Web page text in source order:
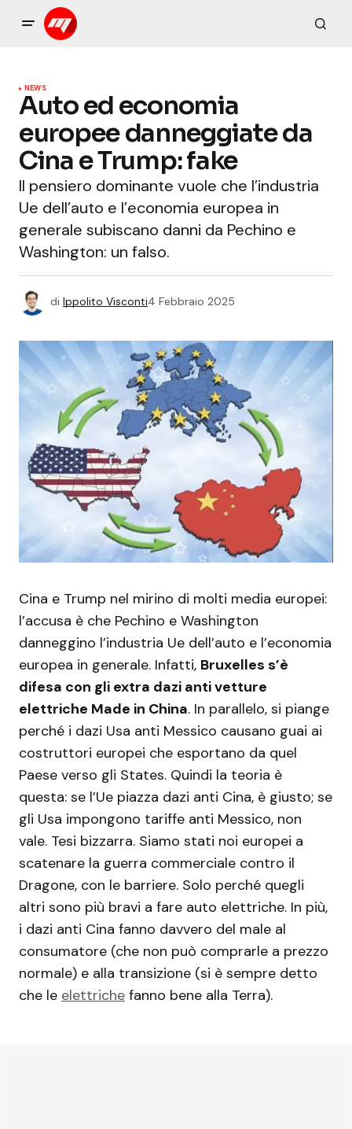
NEWS
Auto ed economia
europee danneggiate da
Cina e Trump: fake
Il pensiero dominante vuole che l’industria
Ue dell’auto e l’economia europea in
generale subiscano danni da Pechino e
Washington: un falso.
di Ippolito Visconti4 Febbraio 2025
Cina e Trump nel mirino di molti media europei:
l’accusa è che Pechino e Washington
danneggino l’industria Ue dell’auto e l’economia
europea in generale. Infatti, Bruxelles s’è
difesa con gli extra dazi anti vetture
elettriche Made in China. In parallelo, si piange
perché i dazi Usa anti Messico causano guai ai
costruttori europei che esportano da quel
Paese verso gli States. Quindi la teoria è
questa: se l’Ue piazza dazi anti Cina, è giusto; se
gli Usa impongono tariffe anti Messico, non
vale. Tesi bizzarra. Siamo stati noi europei a
scatenare la guerra commerciale contro il
Dragone, con le barriere. Solo perché quegli
altri sono più bravi a fare auto elettriche. In più,
i dazi anti Cina fanno davvero del male al
consumatore (che non può comprarle a prezzo
normale) e alla transizione (si è sempre detto
che le elettriche fanno bene alla Terra).